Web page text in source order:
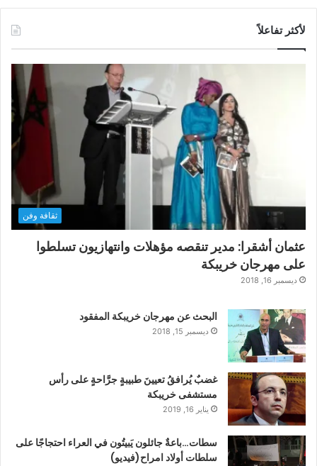
لأكثر تفاعلاً
ثقافة وفن
عثمان أشقرا: مدير تنقصه مؤهلات وانتهازيون تسلطوا
على مهرجان خريبكة
ديسمبر 16, 2018
البحث عن مهرجان خريبكة المفقود
ديسمبر 15, 2018
غضبٌ يُرافقُ تعيينَ طبيبةٍ جرَّاحةٍ على رأس
مستشفى خريبكة
يناير 16, 2019
سطات…باعةٌ جائلون يَبيتُون في العراء احتجاجًا على
سلطات أولاد امراح(فيديو)